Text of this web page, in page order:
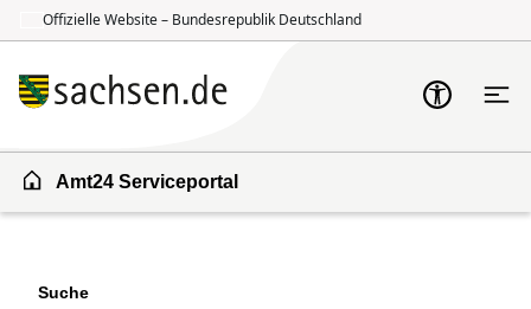
Offizielle Website – Bundesrepublik Deutschland
Amt24 Serviceportal
Suche